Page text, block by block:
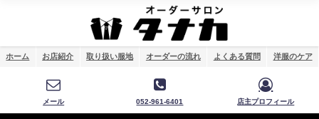
ホーム お店紹介 取り扱い服地 オーダーの流れ よくある質問 洋服のケア
メール 052-961-6401 店主プロフィール